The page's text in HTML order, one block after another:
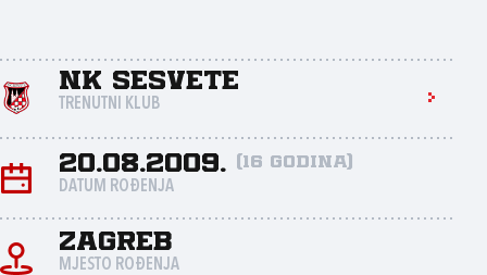
NK Sesvete
TRENUTNI KLUB
20.08.2009. (16 godina)
DATUM ROĐENJA
Zagreb
MJESTO ROĐENJA